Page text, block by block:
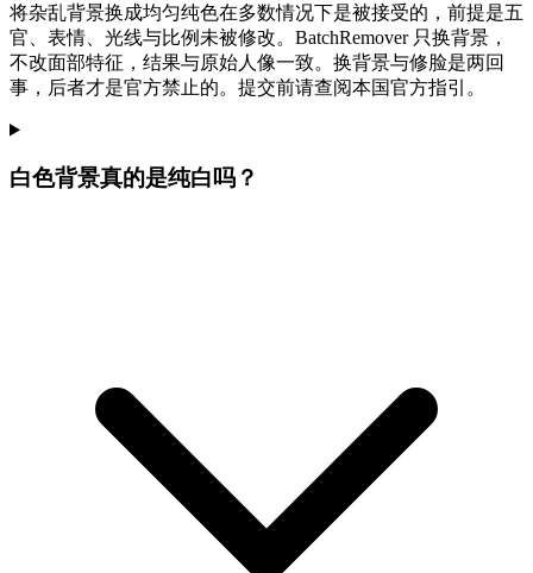
将杂乱背景换成均匀纯色在多数情况下是被接受的，前提是五
官、表情、光线与比例未被修改。BatchRemover 只换背景，
不改面部特征，结果与原始人像一致。换背景与修脸是两回
事，后者才是官方禁止的。提交前请查阅本国官方指引。
白色背景真的是纯白吗？